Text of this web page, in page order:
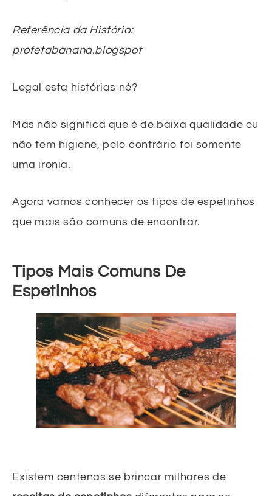
Referência da História:
profetabanana.blogspot
Legal esta histórias né?
Mas não significa que é de baixa qualidade ou
não tem higiene, pelo contrário foi somente
uma ironia.
Agora vamos conhecer os tipos de espetinhos
que mais são comuns de encontrar.
Tipos Mais Comuns De
Espetinhos
Existem centenas se brincar milhares de